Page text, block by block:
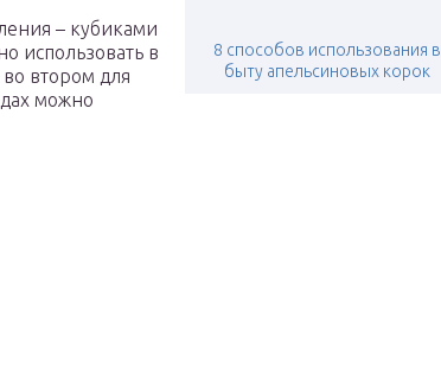
8 способов использования в
быту апельсиновых корок
– кубиками
использовать в
втором для
можно